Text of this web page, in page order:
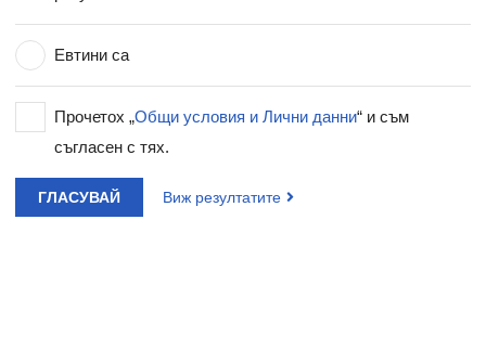
Евтини са
Прочетох „Общи условия и Лични данни“ и съм
съгласен с тях.
ГЛАСУВАЙ Виж резултатите